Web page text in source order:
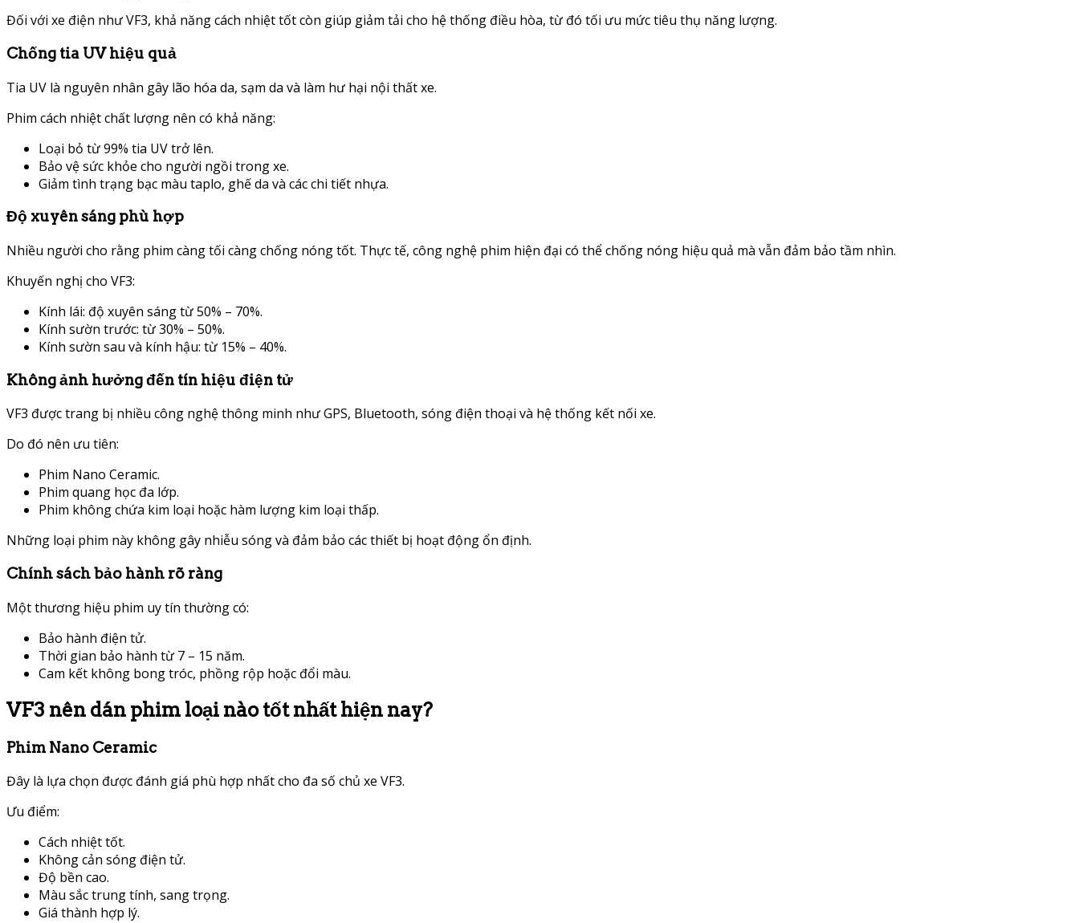
Đối với xe điện như VF3, khả năng cách nhiệt tốt còn giúp giảm tải cho hệ thống điều hòa, từ đó tối ưu mức tiêu thụ năng lượng.
Chống tia UV hiệu quả
Tia UV là nguyên nhân gây lão hóa da, sạm da và làm hư hại nội thất xe.
Phim cách nhiệt chất lượng nên có khả năng:
Loại bỏ từ 99% tia UV trở lên.
Bảo vệ sức khỏe cho người ngồi trong xe.
Giảm tình trạng bạc màu taplo, ghế da và các chi tiết nhựa.
Độ xuyên sáng phù hợp
Nhiều người cho rằng phim càng tối càng chống nóng tốt. Thực tế, công nghệ phim hiện đại có thể chống nóng hiệu quả mà vẫn đảm bảo tầm nhìn.
Khuyến nghị cho VF3:
Kính lái: độ xuyên sáng từ 50% – 70%.
Kính sườn trước: từ 30% – 50%.
Kính sườn sau và kính hậu: từ 15% – 40%.
Không ảnh hưởng đến tín hiệu điện tử
VF3 được trang bị nhiều công nghệ thông minh như GPS, Bluetooth, sóng điện thoại và hệ thống kết nối xe.
Do đó nên ưu tiên:
Phim Nano Ceramic.
Phim quang học đa lớp.
Phim không chứa kim loại hoặc hàm lượng kim loại thấp.
Những loại phim này không gây nhiễu sóng và đảm bảo các thiết bị hoạt động ổn định.
Chính sách bảo hành rõ ràng
Một thương hiệu phim uy tín thường có:
Bảo hành điện tử.
Thời gian bảo hành từ 7 – 15 năm.
Cam kết không bong tróc, phồng rộp hoặc đổi màu.
VF3 nên dán phim loại nào tốt nhất hiện nay?
Phim Nano Ceramic
Đây là lựa chọn được đánh giá phù hợp nhất cho đa số chủ xe VF3.
Ưu điểm:
Cách nhiệt tốt.
Không cản sóng điện tử.
Độ bền cao.
Màu sắc trung tính, sang trọng.
Giá thành hợp lý.